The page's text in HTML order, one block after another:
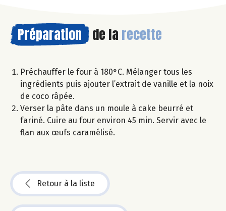
Préparation de la recette
Préchauffer le four à 180°C. Mélanger tous les
ingrédients puis ajouter l’extrait de vanille et la noix
de coco râpée.
Verser la pâte dans un moule à cake beurré et
fariné. Cuire au four environ 45 min. Servir avec le
flan aux œufs caramélisé.
Retour à la liste